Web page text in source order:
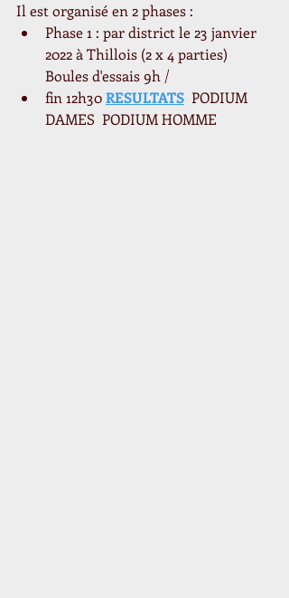
Il est organisé en 2 phases :
Phase 1 : par district le 23 janvier
2022 à Thillois (2 x 4 parties)
Boules d'essais 9h /
fin 12h30 RESULTATS
  PODIUM
DAMES  PODIUM HOMME